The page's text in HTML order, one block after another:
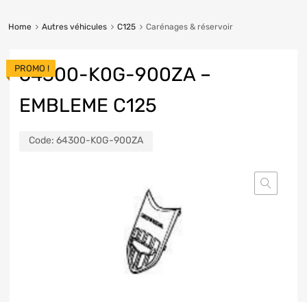
Home Autres véhicules C125 Carénages & réservoir
64300-K0G-900ZA –
EMBLEME C125
Code: 64300-K0G-900ZA
PROMO !